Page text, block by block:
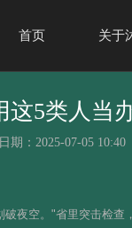
首页 关于
5类人当
期：2025-07-05
夜空。"省里突击检查